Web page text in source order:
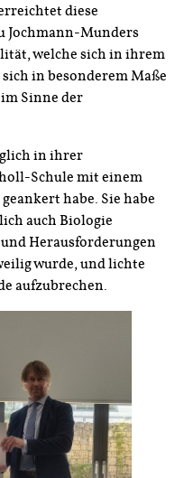
diese
Jochmann-Munders
welche sich in ihrem
in besonderem Maße
Sinne der
in ihrer
Schule mit einem
habe. Sie habe
auch Biologie
Herausforderungen
wurde, und lichte
aufzubrechen.